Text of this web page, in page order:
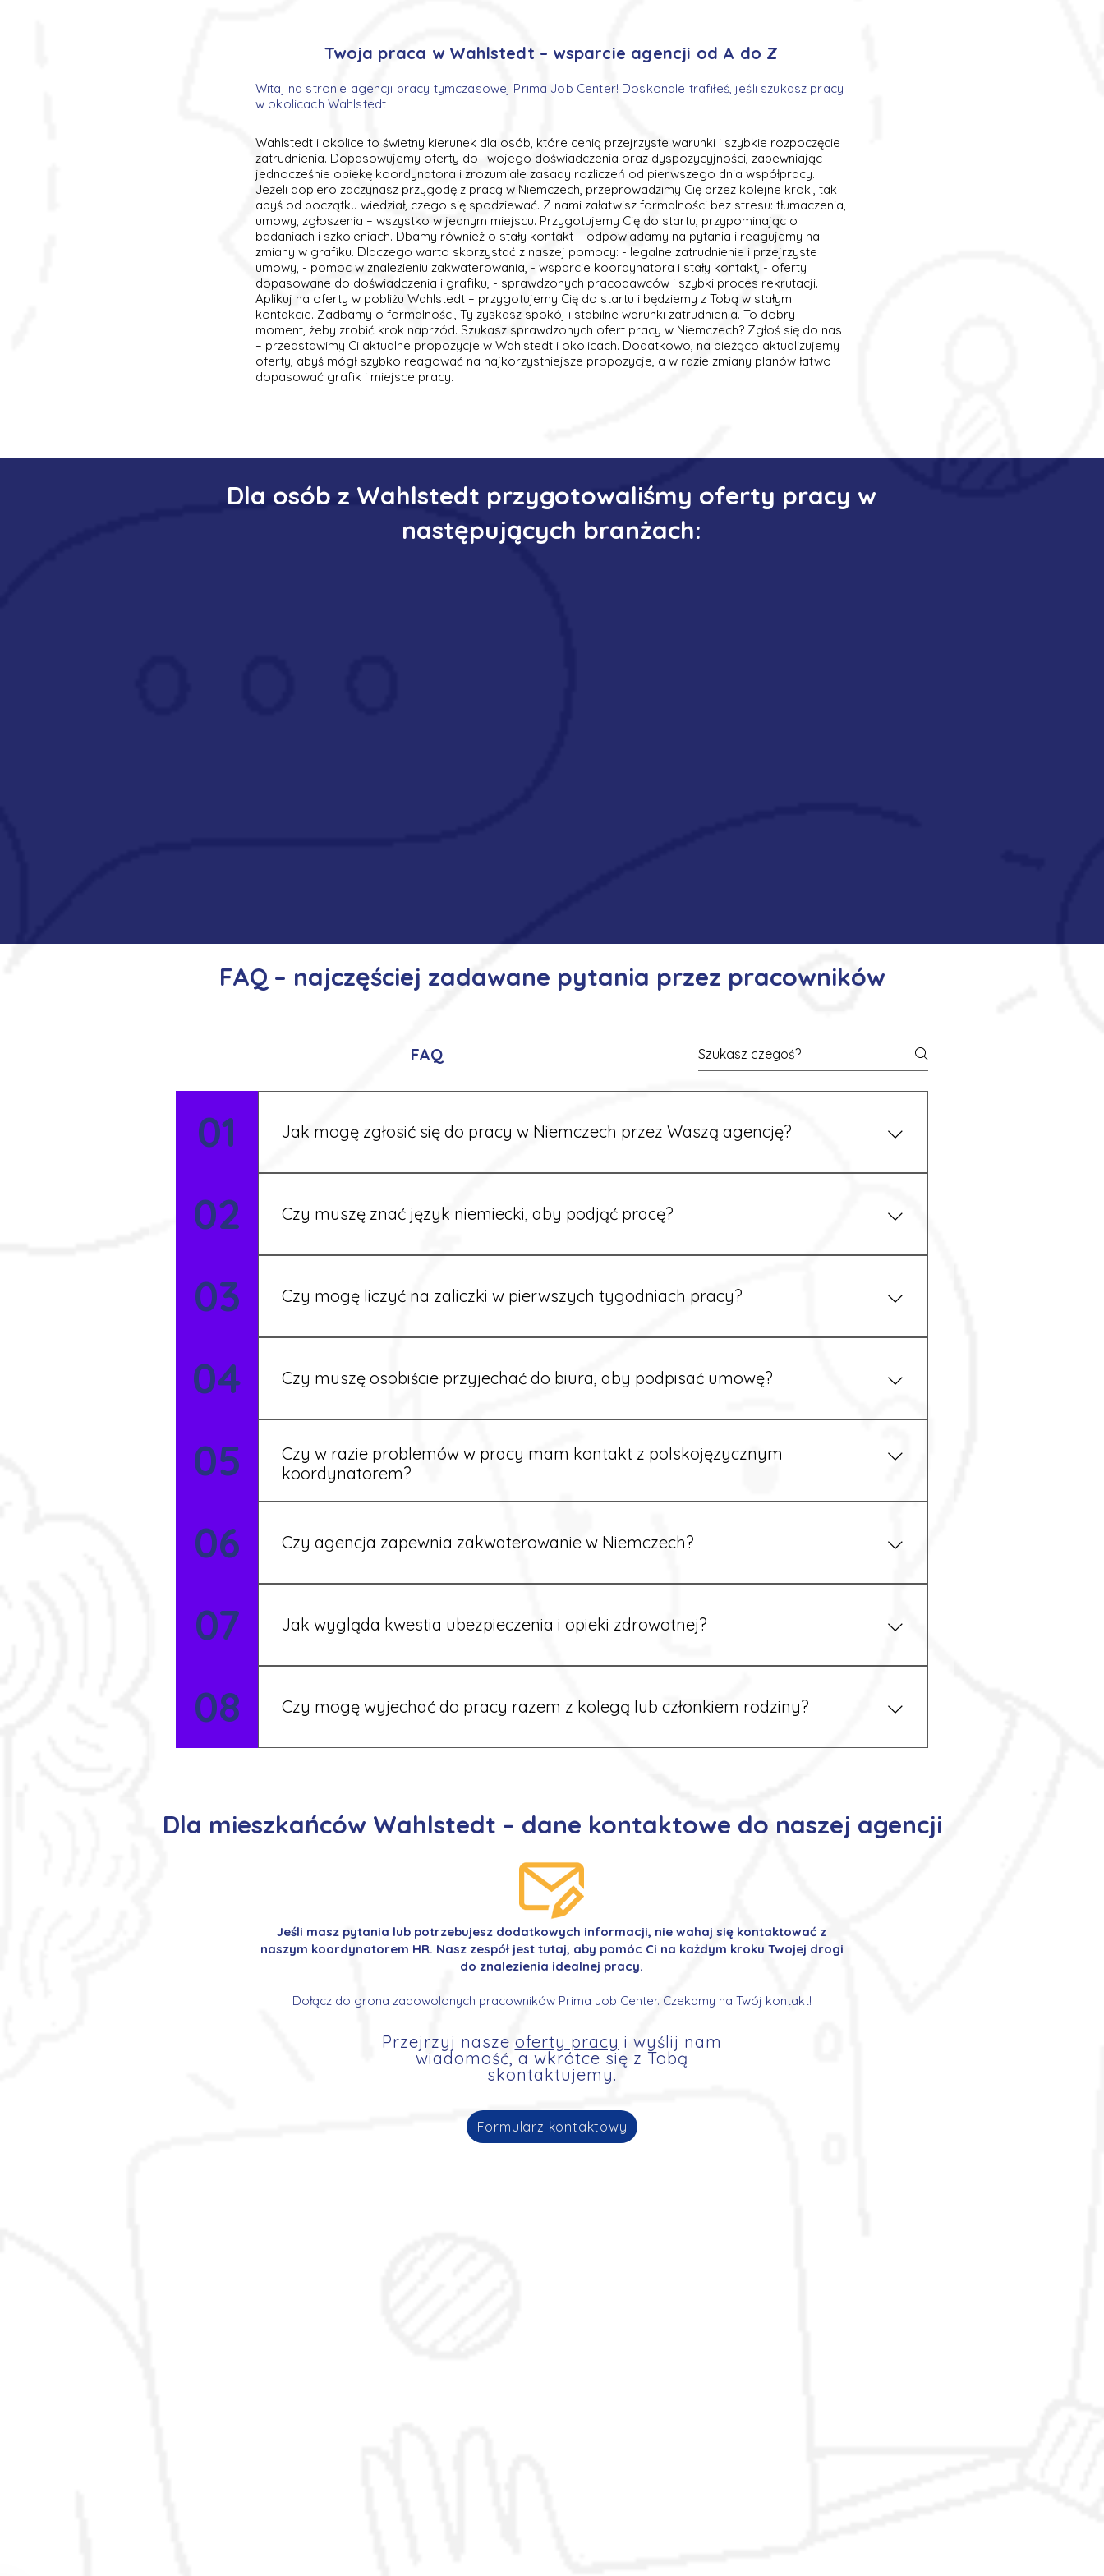
Twoja praca w Wahlstedt – wsparcie agencji od A do Z
Witaj na stronie agencji pracy tymczasowej Prima Job Center! Doskonale trafiłeś, jeśli szukasz pracy
w okolicach Wahlstedt
Wahlstedt i okolice to świetny kierunek dla osób, które cenią przejrzyste warunki i szybkie rozpoczęcie
zatrudnienia. Dopasowujemy oferty do Twojego doświadczenia oraz dyspozycyjności, zapewniając
jednocześnie opiekę koordynatora i zrozumiałe zasady rozliczeń od pierwszego dnia współpracy.
Jeżeli dopiero zaczynasz przygodę z pracą w Niemczech, przeprowadzimy Cię przez kolejne kroki, tak
abyś od początku wiedział, czego się spodziewać. Z nami załatwisz formalności bez stresu: tłumaczenia,
umowy, zgłoszenia – wszystko w jednym miejscu. Przygotujemy Cię do startu, przypominając o
badaniach i szkoleniach. Dbamy również o stały kontakt – odpowiadamy na pytania i reagujemy na
zmiany w grafiku. Dlaczego warto skorzystać z naszej pomocy: - legalne zatrudnienie i przejrzyste
umowy, - pomoc w znalezieniu zakwaterowania, - wsparcie koordynatora i stały kontakt, - oferty
dopasowane do doświadczenia i grafiku, - sprawdzonych pracodawców i szybki proces rekrutacji.
Aplikuj na oferty w pobliżu Wahlstedt – przygotujemy Cię do startu i będziemy z Tobą w stałym
kontakcie. Zadbamy o formalności, Ty zyskasz spokój i stabilne warunki zatrudnienia. To dobry
moment, żeby zrobić krok naprzód. Szukasz sprawdzonych ofert pracy w Niemczech? Zgłoś się do nas
– przedstawimy Ci aktualne propozycje w Wahlstedt i okolicach. Dodatkowo, na bieżąco aktualizujemy
oferty, abyś mógł szybko reagować na najkorzystniejsze propozycje, a w razie zmiany planów łatwo
dopasować grafik i miejsce pracy.
Dla osób z Wahlstedt przygotowaliśmy oferty pracy w
następujących branżach:
FAQ – najczęściej zadawane pytania przez pracowników
FAQ
01 Jak mogę zgłosić się do pracy w Niemczech przez Waszą agencję?
Możesz wypełnić formularz zgłoszeniowy na naszej stronie lub skontaktować się z nami telefonicznie.
02 Czy muszę znać język niemiecki, aby podjąć pracę?
Nie zawsze – wiele ofert nie wymaga znajomości języka. Jeśli jednak znasz podstawy niemieckiego,
03 Czy mogę liczyć na zaliczki w pierwszych tygodniach pracy?
Tak, w wyjątkowych sytuacjach możesz otrzymać zaliczkę po wcześniejszym uzgodnieniu z
04 Czy muszę osobiście przyjechać do biura, aby podpisać umowę?
Tak, umowy podpisywane są osobiście w naszym biurze. Dzięki temu masz pewność, że wszystkie
formalności są załatwione prawidłowo.
05
Czy w razie problemów w pracy mam kontakt z polskojęzycznym
koordynatorem?
06 Czy agencja zapewnia zakwaterowanie w Niemczech?
Tak, nasi koordynatorzy dbają o zapewnienie miejsca noclegowego w pobliżu zakładu pracy.
07 Jak wygląda kwestia ubezpieczenia i opieki zdrowotnej?
Każdy pracownik otrzymuje ubezpieczenie zdrowotne zgodne z niemieckim prawem. Dzięki temu
08 Czy mogę wyjechać do pracy razem z kolegą lub członkiem rodziny?
Tak, istnieje możliwość wspólnego wyjazdu. Wystarczy poinformować nas o tym podczas rekrutacji, a
Dla mieszkańców Wahlstedt – dane kontaktowe do naszej agencji
Jeśli masz pytania lub potrzebujesz dodatkowych informacji, nie wahaj się kontaktować z
naszym koordynatorem HR. Nasz zespół jest tutaj, aby pomóc Ci na każdym kroku Twojej drogi
do znalezienia idealnej pracy.
Dołącz do grona zadowolonych pracowników Prima Job Center. Czekamy na Twój kontakt!
Przejrzyj nasze oferty pracy i wyślij nam
wiadomość, a wkrótce się z Tobą
skontaktujemy.
Formularz kontaktowy